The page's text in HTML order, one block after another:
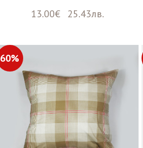
13.00€ 25.43лв.
60%